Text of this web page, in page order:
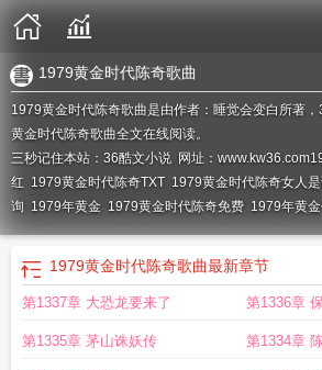
1979黄金时代陈奇歌曲
1979黄金时代陈奇歌曲是由作者：睡觉会变白所著
黄金时代陈奇歌曲全文在线阅读。
三秒记住本站：36酷文小说 网址：www.kw36.com
红 1979黄金时代陈奇TXT 1979黄金时代陈奇女人
询 1979年黄金 1979黄金时代陈奇免费 1979年黄
趣阁黄金时代免费阅读19971979黄金时代陈奇歌
1979黄金时代陈奇笔趣阁免费 1979黄金时代陈
少一克
奇剧情1979黄金时代陈奇最后是谁拿下的79年黄
代陈奇
1979黄金时代陈奇TxT 1979年黄金多少钱
1979黄金时代陈奇歌曲最新章节
第1337章 大恐龙要来了 第1336章
第1335章 茅山诛妖传 第1334章